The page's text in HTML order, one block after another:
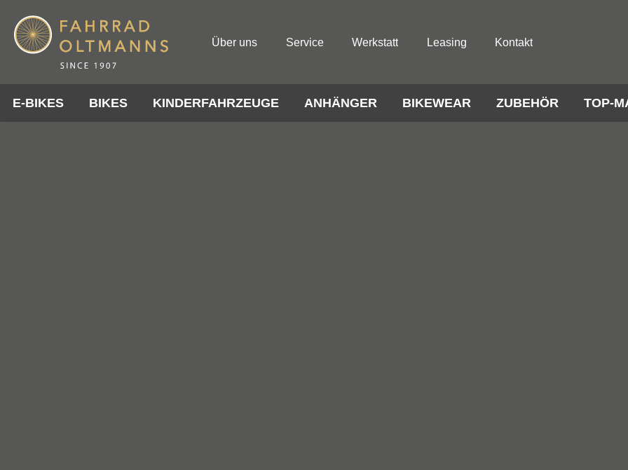
Über uns Service Werkstatt Leasing Kontakt
E-BIKES BIKES KINDERFAHRZEUGE ANHÄNGER BIKEWEAR ZUBEHÖR TOP-